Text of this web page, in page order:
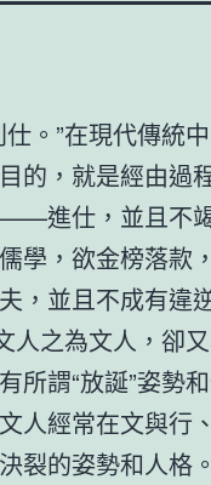
仕。”在現代傳統
的，就是經由過
進仕，並且不
學，欲金榜落款
，並且不成有違
人之為文人，卻
所謂“放誕”姿勢
人經常在文與行
裂的姿勢和人格